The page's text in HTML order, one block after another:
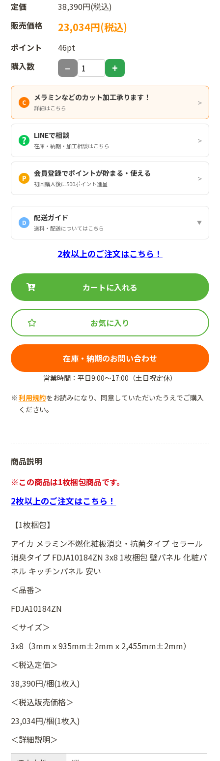
定価
38,390円(税込)
販売価格
23,034円(税込)
ポイント
46pt
購入数
メラミンなどのカット加工承ります！
詳細はこちら
LINEで相談
在庫・納期・加工相談はこちら
会員登録でポイントが貯まる・使える
初回購入後に500ポイント進呈
D
配送ガイド
送料・配送についてはこちら
2枚以上のご注文はこちら！
カートに入れる
お気に入り
在庫・納期のお問い合わせ
営業時間：平日9:00～17:00（土日祝定休）
利用規約をお読みになり、同意していただいたうえでご購入
ください。
商品説明
※この商品は1枚梱包商品です。
2枚以上のご注文はこちら！
【1枚梱包】
アイカ メラミン不燃化粧板消臭・抗菌タイプ セラール
消臭タイプ FDJA10184ZN 3x8 1枚梱包 壁パネル 化粧パ
ネル キッチンパネル 安い
＜品番＞
FDJA10184ZN
＜サイズ＞
3x8（3mmｘ935mm±2mmｘ2,455mm±2mm）
＜税込定価＞
38,390円/梱(1枚入)
＜税込販売価格＞
23,034円/梱(1枚入)
＜詳細説明＞